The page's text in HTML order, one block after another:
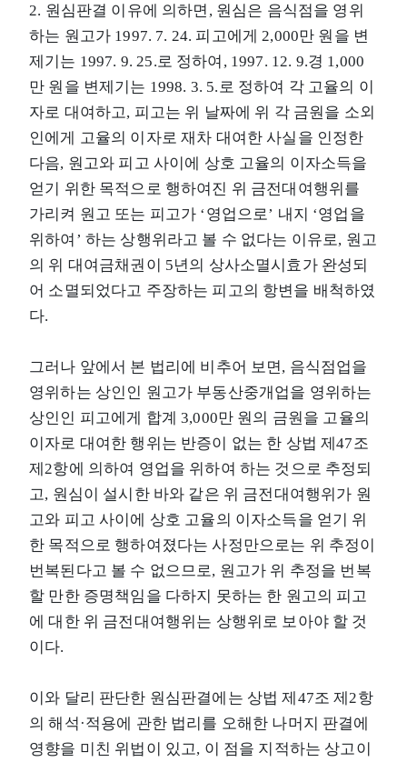
2. 원심판결 이유에 의하면, 원심은 음식점을 영위
하는 원고가 1997. 7. 24. 피고에게 2,000만 원을 변
제기는 1997. 9. 25.로 정하여, 1997. 12. 9.경 1,000
만 원을 변제기는 1998. 3. 5.로 정하여 각 고율의 이
자로 대여하고, 피고는 위 날짜에 위 각 금원을 소외
인에게 고율의 이자로 재차 대여한 사실을 인정한
다음, 원고와 피고 사이에 상호 고율의 이자소득을
얻기 위한 목적으로 행하여진 위 금전대여행위를
가리켜 원고 또는 피고가 ‘영업으로’ 내지 ‘영업을
위하여’ 하는 상행위라고 볼 수 없다는 이유로, 원고
의 위 대여금채권이 5년의 상사소멸시효가 완성되
어 소멸되었다고 주장하는 피고의 항변을 배척하였
다.
그러나 앞에서 본 법리에 비추어 보면, 음식점업을
영위하는 상인인 원고가 부동산중개업을 영위하는
상인인 피고에게 합계 3,000만 원의 금원을 고율의
이자로 대여한 행위는 반증이 없는 한 상법 제47조
제2항에 의하여 영업을 위하여 하는 것으로 추정되
고, 원심이 설시한 바와 같은 위 금전대여행위가 원
고와 피고 사이에 상호 고율의 이자소득을 얻기 위
한 목적으로 행하여졌다는 사정만으로는 위 추정이
번복된다고 볼 수 없으므로, 원고가 위 추정을 번복
할 만한 증명책임을 다하지 못하는 한 원고의 피고
에 대한 위 금전대여행위는 상행위로 보아야 할 것
이다.
이와 달리 판단한 원심판결에는 상법 제47조 제2항
의 해석·적용에 관한 법리를 오해한 나머지 판결에
영향을 미친 위법이 있고, 이 점을 지적하는 상고이